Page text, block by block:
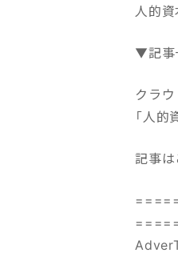
人的
▼記事
クラ
「人
記事